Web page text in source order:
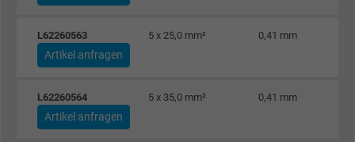
Anbieter Google Ads Conversion Tracking, Google LLC
Laufzeit Persistent
Name NID, Google Maps
L62260563 5 x 25,0 mm² 0,41 mm
Artikel anfragen
L62260564 5 x 35,0 mm² 0,41 mm
Artikel anfragen